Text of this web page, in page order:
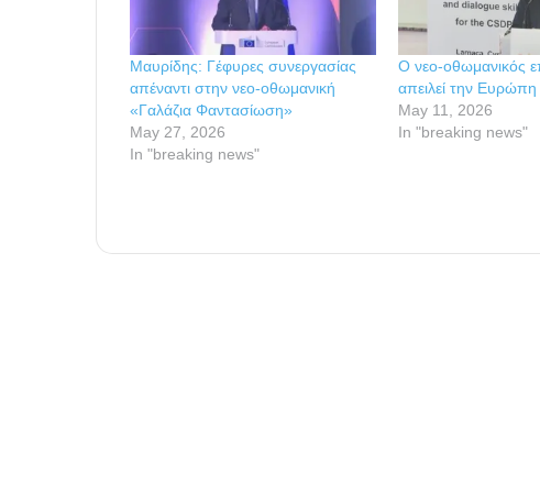
Μαυρίδης: Γέφυρες συνεργασίας
απέναντι στην νεο-οθωμανική
«Γαλάζια Φαντασίωση»
May 27, 2026
In "breaking news"
Ο νεο-οθωμανικός
απειλεί την Ευρώπη
May 11, 2026
In "breaking news"